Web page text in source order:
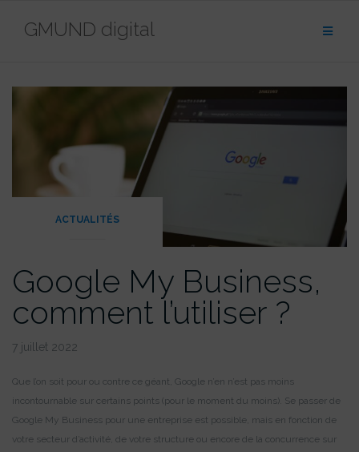
GMUND digital
ACTUALITÉS
Google My Business,
comment l’utiliser ?
7 juillet 2022
Que l’on soit pour ou contre ce géant, Google n’en n’est pas moins
incontournable sur certains points (pour le moment du moins). Se passer de
Google My Business pour une entreprise est possible, mais en fonction de
votre secteur d’activité, de votre structure ou encore de la concurrence sur